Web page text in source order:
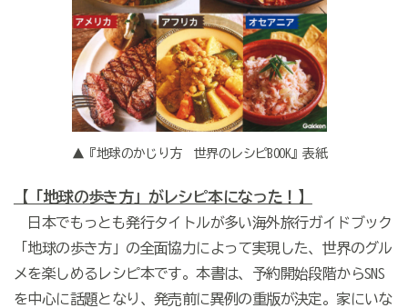
▲『地球のかじり方 世界のレシピBOOK』表紙
【「地球の歩き方」がレシピ本になった！】
日本でもっとも発行タイトルが多い海外旅行ガイドブック
「地球の歩き方」の全面協力によって実現した、世界のグル
メを楽しめるレシピ本です。本書は、予約開始段階からSNS
を中心に話題となり、発売前に異例の重版が決定。家にいな